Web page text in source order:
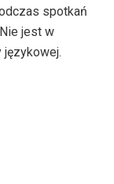
spotkań
jest w